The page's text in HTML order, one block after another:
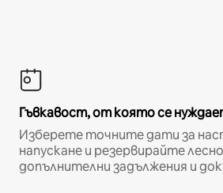
Гъвкавост, от която се
Изберете точните дати за
напускане и резервирайте
допълнителни задължения и